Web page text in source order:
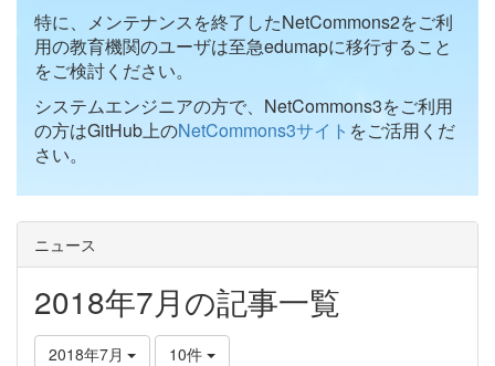
特に、メンテナンスを終了したNetCommons2をご利
用の教育機関のユーザは至急edumapに移行すること
をご検討ください。
システムエンジニアの方で、NetCommons3をご利用
の方はGitHub上のNetCommons3サイト をご活用くだ
さい。
ニュース
2018年7月の記事一覧
2018年7月 10件